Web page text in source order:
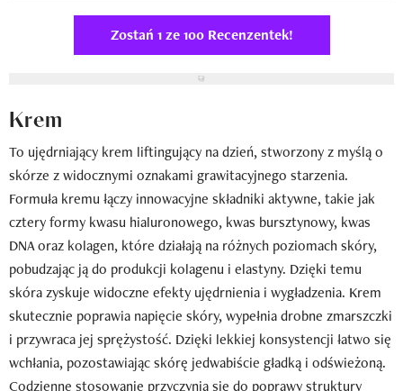
Zostań 1 ze 100 Recenzentek!
Krem
To ujędrniający krem liftingujący na dzień, stworzony z myślą o
skórze z widocznymi oznakami grawitacyjnego starzenia.
Formuła kremu łączy innowacyjne składniki aktywne, takie jak
cztery formy kwasu hialuronowego, kwas bursztynowy, kwas
DNA oraz kolagen, które działają na różnych poziomach skóry,
pobudzając ją do produkcji kolagenu i elastyny. Dzięki temu
skóra zyskuje widoczne efekty ujędrnienia i wygładzenia. Krem
skutecznie poprawia napięcie skóry, wypełnia drobne zmarszczki
i przywraca jej sprężystość. Dzięki lekkiej konsystencji łatwo się
wchłania, pozostawiając skórę jedwabiście gładką i odświeżoną.
Codzienne stosowanie przyczynia się do poprawy struktury